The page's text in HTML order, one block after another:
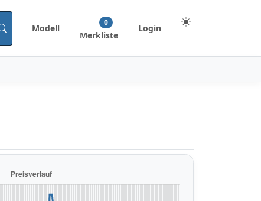
Modell
0
Merkliste
Login